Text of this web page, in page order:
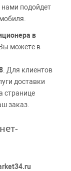
нами подойдет
в
можете в
. Для клиентов
доставки
странице
заказ.